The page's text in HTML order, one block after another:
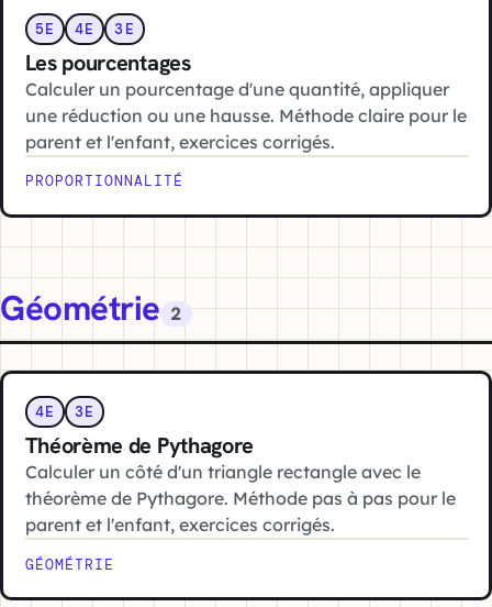
5E 4E 3E
Les pourcentages
Calculer un pourcentage d'une quantité, appliquer
une réduction ou une hausse. Méthode claire pour le
parent et l'enfant, exercices corrigés.
PROPORTIONNALITÉ
Géométrie 2
4E 3E
Théorème de Pythagore
Calculer un côté d'un triangle rectangle avec le
théorème de Pythagore. Méthode pas à pas pour le
parent et l'enfant, exercices corrigés.
GÉOMÉTRIE